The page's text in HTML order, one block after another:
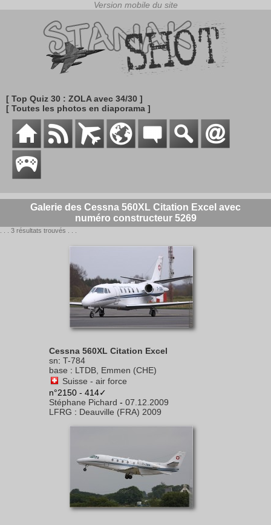
[ Top Quiz 30 : ZOLA avec 34/30 ]
[ Toutes les photos en diaporama ]
Galerie des Cessna 560XL Citation Excel avec
numéro constructeur 5269
. . . 3 résultats trouvés . . .
Cessna 560XL Citation Excel
sn: T-784
base : LTDB, Emmen (CHE)
Suisse - air force
n°2150 - 414✓
Stéphane Pichard - 07.12.2009
LFRG : Deauville (FRA) 2009